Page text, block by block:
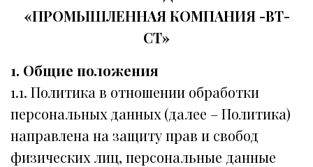
«ПРОМЫШЛЕННАЯ КОМПАНИЯ -ВТ-
СТ»
1. Общие положения
1.1. Политика в отношении обработки
персональных данных (далее – Политика)
направлена на защиту прав и свобод
физических лиц, персональные данные